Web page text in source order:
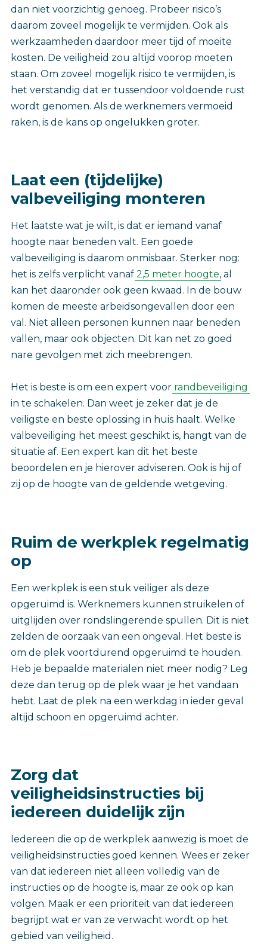
dan niet voorzichtig genoeg. Probeer risico’s
daarom zoveel mogelijk te vermijden. Ook als
werkzaamheden daardoor meer tijd of moeite
kosten. De veiligheid zou altijd voorop moeten
staan. Om zoveel mogelijk risico te vermijden, is
het verstandig dat er tussendoor voldoende rust
wordt genomen. Als de werknemers vermoeid
raken, is de kans op ongelukken groter.
Laat een (tijdelijke)
valbeveiliging monteren
Het laatste wat je wilt, is dat er iemand vanaf
hoogte naar beneden valt. Een goede
valbeveiliging is daarom onmisbaar. Sterker nog:
het is zelfs verplicht vanaf 2,5 meter hoogte, al
kan het daaronder ook geen kwaad. In de bouw
komen de meeste arbeidsongevallen door een
val. Niet alleen personen kunnen naar beneden
vallen, maar ook objecten. Dit kan net zo goed
nare gevolgen met zich meebrengen.
Het is beste is om een expert voor randbeveiliging
in te schakelen. Dan weet je zeker dat je de
veiligste en beste oplossing in huis haalt. Welke
valbeveiliging het meest geschikt is, hangt van de
situatie af. Een expert kan dit het beste
beoordelen en je hierover adviseren. Ook is hij of
zij op de hoogte van de geldende wetgeving.
Ruim de werkplek regelmatig
op
Een werkplek is een stuk veiliger als deze
opgeruimd is. Werknemers kunnen struikelen of
uitglijden over rondslingerende spullen. Dit is niet
zelden de oorzaak van een ongeval. Het beste is
om de plek voortdurend opgeruimd te houden.
Heb je bepaalde materialen niet meer nodig? Leg
deze dan terug op de plek waar je het vandaan
hebt. Laat de plek na een werkdag in ieder geval
altijd schoon en opgeruimd achter.
Zorg dat
veiligheidsinstructies bij
iedereen duidelijk zijn
Iedereen die op de werkplek aanwezig is moet de
veiligheidsinstructies goed kennen. Wees er zeker
van dat iedereen niet alleen volledig van de
instructies op de hoogte is, maar ze ook op kan
volgen. Maak er een prioriteit van dat iedereen
begrijpt wat er van ze verwacht wordt op het
gebied van veiligheid.